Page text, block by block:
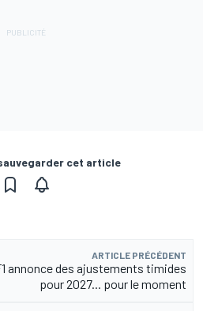
cet article
ARTICLE PRÉCÉDENT
annonce des ajustements timides
pour 2027... pour le moment